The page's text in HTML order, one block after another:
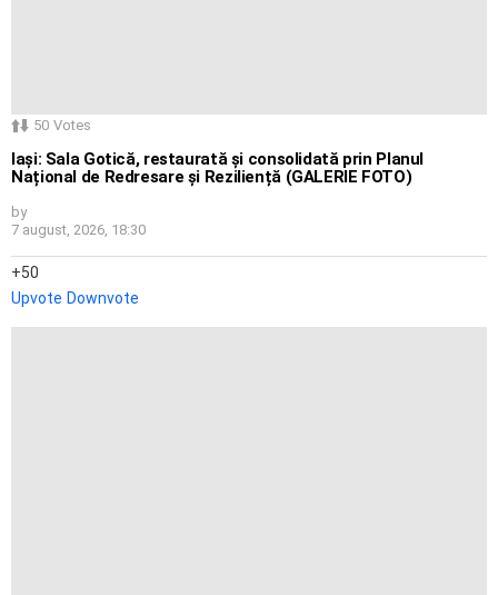
50 Votes
Iași: Sala Gotică, restaurată și consolidată prin Planul
Național de Redresare și Reziliență (GALERIE FOTO)
by
7 august, 2026, 18:30
50
Upvote Downvote